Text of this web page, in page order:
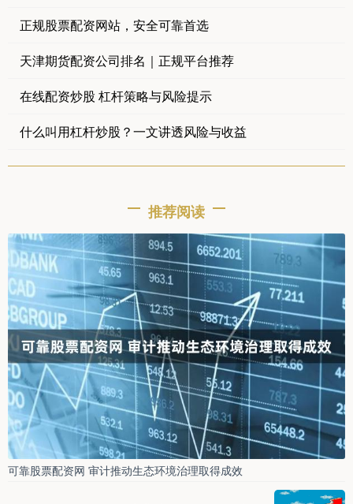
正规股票配资网站，安全可靠首选
天津期货配资公司排名｜正规平台推荐
在线配资炒股 杠杆策略与风险提示
什么叫用杠杆炒股？一文讲透风险与收益
推荐阅读
可靠股票配资网 审计推动生态环境治理取得成效